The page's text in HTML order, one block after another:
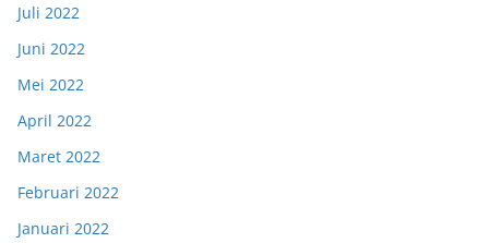
Juli 2022
Juni 2022
Mei 2022
April 2022
Maret 2022
Februari 2022
Januari 2022